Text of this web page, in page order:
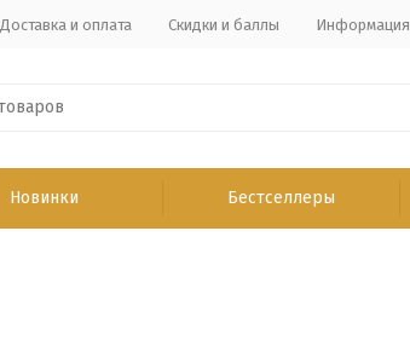
Доставка и оплата Скидки и баллы Информация
Новинки Бестселлеры